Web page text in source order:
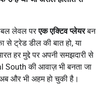
लेवल परएक एक्टिव प्लेयरबन
से ट्रेड डील की बात हो, या
हर मुद्दे पर अपनी समझदारी से
South की आवाज़ भी बनता जा
और भी अहम हो चुकी है।